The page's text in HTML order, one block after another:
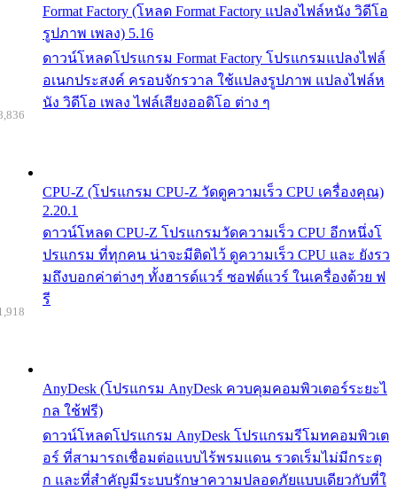
Format Factory (โหลด Format Factory แปลงไฟล์หนัง วิดีโอ
รูปภาพ เพลง) 5.16
ดาวน์โหลดโปรแกรม Format Factory โปรแกรมแปลงไฟล์
อเนกประสงค์ ครอบจักรวาล ใช้แปลงรูปภาพ แปลงไฟล์ห
นัง วิดีโอ เพลง ไฟล์เสียงออดิโอ ต่าง ๆ
CPU-Z (โปรแกรม CPU-Z วัดดูความเร็ว CPU เครื่องคุณ)
2.20.1
ดาวน์โหลด CPU-Z โปรแกรมวัดความเร็ว CPU อีกหนึ่งโ
ปรแกรม ที่ทุกคน น่าจะมีติดไว้ ดูความเร็ว CPU และ ยังรว
มถึงบอกค่าต่างๆ ทั้งฮารด์แวร์ ซอฟต์แวร์ ในเครื่องด้วย ฟ
รี
AnyDesk (โปรแกรม AnyDesk ควบคุมคอมพิวเตอร์ระยะไ
กล ใช้ฟรี)
ดาวน์โหลดโปรแกรม AnyDesk โปรแกรมรีโมทคอมพิวเต
อร์ ที่สามารถเชื่อมต่อแบบไร้พรมแดน รวดเร็มไม่มีกระตุ
ก และที่สำคัญมีระบบรักษาความปลอดภัยแบบเดียวกับที่ใ